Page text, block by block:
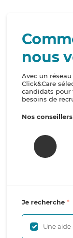
nous
Avec un
Click&Care
candidats pour
besoins de
Nos
Je recherche
Une aide